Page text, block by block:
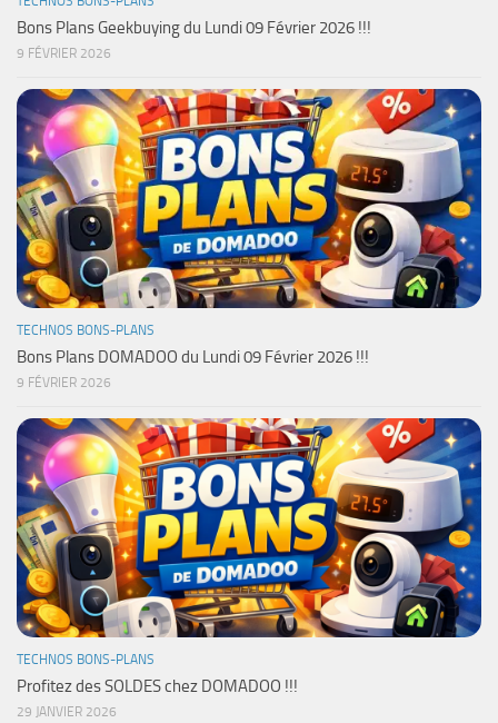
Bons Plans Geekbuying du Lundi 09 Février 2026 !!!
9 FÉVRIER 2026
TECHNOS BONS-PLANS
Bons Plans DOMADOO du Lundi 09 Février 2026 !!!
9 FÉVRIER 2026
TECHNOS BONS-PLANS
Profitez des SOLDES chez DOMADOO !!!
29 JANVIER 2026